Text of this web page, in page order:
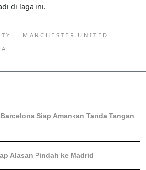
di laga ini.
MANCHESTER UNITED
Siap Amankan Tanda Tangan
Alasan Pindah ke Madrid